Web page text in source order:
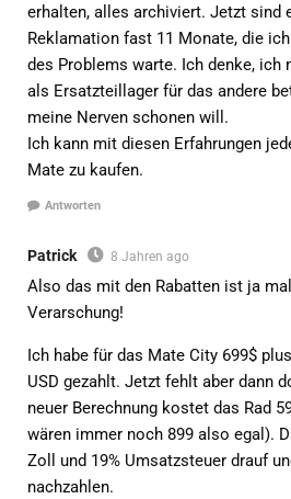
erhalten, alles archiviert. Jetzt sind
Reklamation fast 11 Monate, die
des Problems warte. Ich denke, ich
als Ersatzteillager für das andere
meine Nerven schonen will.
Ich kann mit diesen Erfahrungen
Mate zu kaufen.
Antworten
Patrick 8 Jahren ago
Also das mit den Rabatten ist ja
Verarschung!
Ich habe für das Mate City 699$
USD gezahlt. Jetzt fehlt aber dann
neuer Berechnung kostet das Rad
wären immer noch 899 also egal).
Zoll und 19% Umsatzsteuer drauf
nachzahlen.